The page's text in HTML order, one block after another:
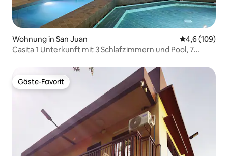
Wohnung in San Juan
4,6 (109)
Casita 1 Unterkunft mit 3 Schlafzimmern und Pool, 7
Gäste-Favorit
Gäste-Favorit